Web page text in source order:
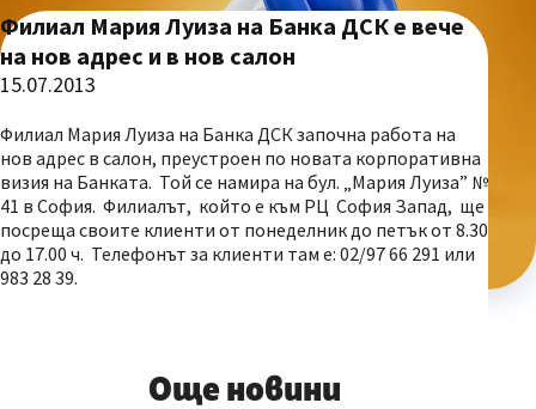
Филиал Мария Луиза на Банка ДСК е вече
на нов адрес и в нов салон
15.07.2013
Филиал Мария Луиза на Банка ДСК започна работа на
нов адрес в салон, преустроен по новата корпоративна
визия на Банката. Той се намира на бул. „Мария Луиза” №
41 в София. Филиалът, който е към РЦ София Запад, ще
посреща своите клиенти от понеделник до петък от 8.30
до 17.00 ч. Телефонът за клиенти там е: 02/97 66 291 или
983 28 39.
Още новини